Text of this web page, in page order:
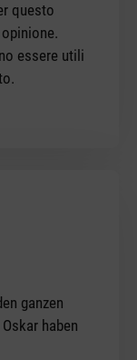
questo
essere utili
ganzen
haben